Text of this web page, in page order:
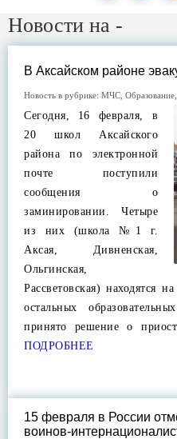
Новости на -
В Аксайском районе
Новость в рубрике: МЧС Образование
Сегодня, 16 февраля, в
20 школ Аксайского
района по электронной
почте поступили
сообщения о
заминировании. Четыре
из них (школа №1 г.
Аксая, Дивненская,
Ольгинская,
Рассветовская) находятся
остальных
принято решение о
ПОДРОБНЕЕ
15 февраля в России
воинов-